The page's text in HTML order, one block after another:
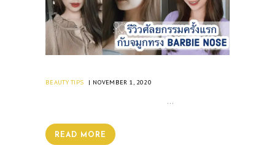
BEAUTY TIPS NOVEMBER 1, 2020
…
READ MORE